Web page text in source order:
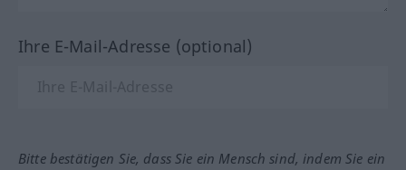
Ihre E-Mail-Adresse (optional)
Bitte bestätigen Sie, dass Sie ein Mensch sind, indem Sie ein